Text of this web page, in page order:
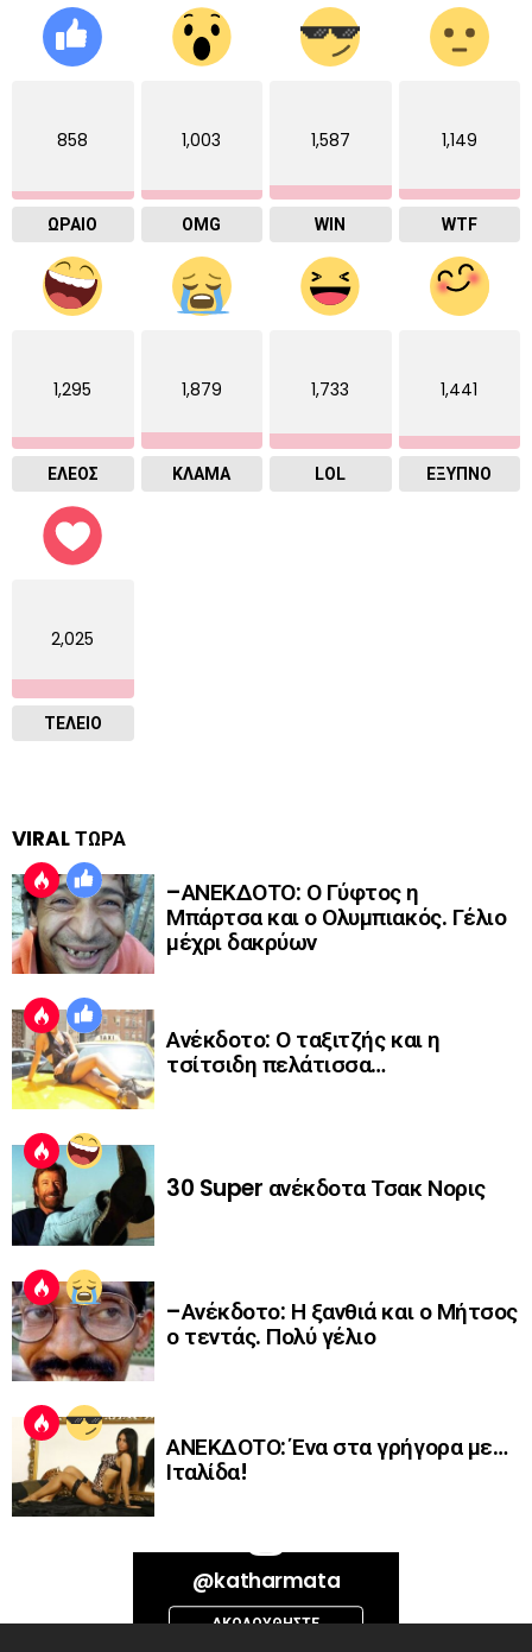
858
ΩΡΑΙΟ
1,003
OMG
1,587
WIN
1,149
WTF
1,295
ΕΛΕΟΣ
1,879
ΚΛΑΜΑ
1,733
LOL
1,441
ΈΞΥΠΝΟ
2,025
ΤΕΛΕΙΟ
VIRAL ΤΩΡΑ
–ΑΝΕΚΔΟΤΟ: Ο Γύφτος η
Μπάρτσα και ο Ολυμπιακός. Γέλιο
μέχρι δακρύων
Ανέκδοτο: Ο ταξιτζής και η
τσίτσιδη πελάτισσα…
30 Super ανέκδοτα Τσακ Νορις
–Ανέκδοτο: Η ξανθιά και ο Μήτσος
ο τεντάς. Πολύ γέλιο
ΑΝΕΚΔΟΤΟ: Ένα στα γρήγορα με…
Ιταλίδα!
Thursday, 06-Aug-26 13:14:09 PDT. The current time is Friday, 07-Aug-
@katharmata
ΑΚΟΛΟΥΘΉΣΤΕ